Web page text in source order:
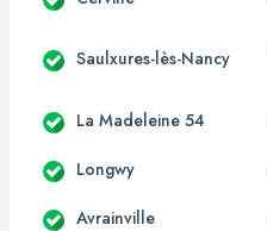
Saulxures-lès-Nancy
La Madeleine 54
Longwy
Avrainville